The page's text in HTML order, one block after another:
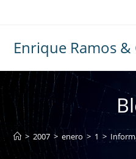
Enrique Ramos &
> 2007 > enero > 1 >